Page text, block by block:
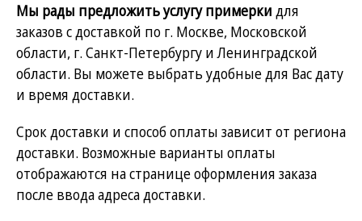
Мы рады предложить услугу примерки для
заказов с доставкой по г. Москве, Московской
области, г. Санкт-Петербургу и Ленинградской
области. Вы можете выбрать удобные для Вас дату
и время доставки.
Срок доставки и способ оплаты зависит от региона
доставки. Возможные варианты оплаты
отображаются на странице оформления заказа
после ввода адреса доставки.